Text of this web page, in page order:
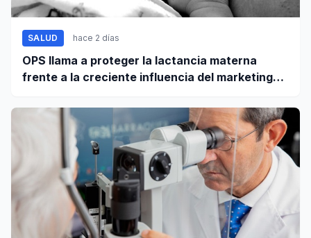
SALUD hace 2 días
OPS llama a proteger la lactancia materna
frente a la creciente influencia del marketing